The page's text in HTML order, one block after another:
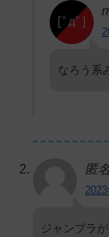
なろう系
匿名
ジャンプラ